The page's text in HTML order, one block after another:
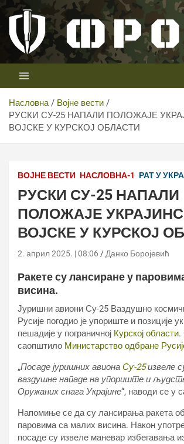
Скип
цонтент
Телевизија ФРОНТ
Први војни канал у Србији
Насловна
Војне вести
РУСКИ СУ-25 НАПАЛИ ПОЛОЖАЈЕ
ВОЈСКЕ У КУРСКОЈ ОБЛАСТИ
ВОЈНЕ ВЕСТИ НАСЛОВНА-1 РАТ У
РУСКИ СУ-25 НАПАЛИ
ПОЛОЖАЈЕ
ВОЈСКЕ У КУРСКОЈ
2. април 2025. | 08:06 Данко Боројевић
Ракете су лансиране у
висина.
Јуришни авиони Су-25 Ваздушно
Русије погодио је упориште и позиције
пешадије у пограничној Курској области.
саопштило Министарство одбране
„Посаде јуришних авиона Су-25извеле
ваздушне нападе на упориште и
Оружаних снага Украјине“, наводи се у
Напомиње се да су лансирања ракета
паровима са малих висина. Након
посаде су извеле маневар избегавања